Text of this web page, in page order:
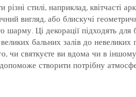
стилі, наприклад, квітчасті
вигляд, або блискучі
шарму. Ці декорації підходять для
бальних залів до невеликих
чи святкуєте ви вдома чи в іншому
створити потрібну